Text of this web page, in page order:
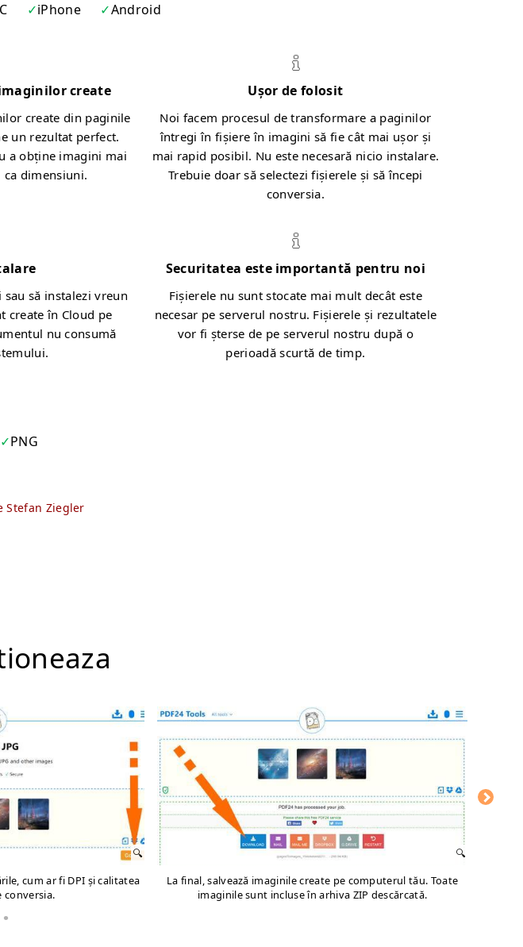
iPhone Android
create
create din paginile
un rezultat perfect.
a obține imagini mai
dimensiuni.
Ușor de folosit
Noi facem procesul de transformare a paginilor
întregi în fișiere în imagini să fie cât mai ușor și
mai rapid posibil. Nu este necesară nicio instalare.
Trebuie doar să selectezi fișierele și să începi
conversia.
sau să instalezi vreun
create în Cloud pe
nu consumă
Securitatea este importantă pentru noi
Fișierele nu sunt stocate mai mult decât este
necesar pe serverul nostru. Fișierele și rezultatele
vor fi șterse de pe serverul nostru după o
perioadă scurtă de timp.
PNG
Stefan Ziegler
cum ar fi DPI și calitatea
conversia.
La final, salvează imaginile create pe computerul tău. Toate
imaginile sunt incluse în arhiva ZIP descărcată.